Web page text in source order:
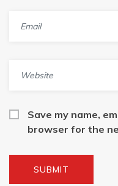
Save my name,
browser for the